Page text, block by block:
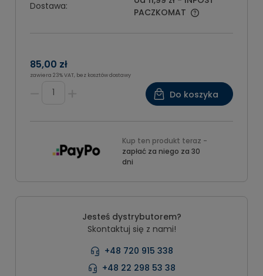
Dostawa:
PACZKOMAT
85,00 zł
zawiera 23% VAT, bez kosztów dostawy
Do koszyka
Kup ten produkt teraz -
zapłać za niego za 30
dni
Jesteś dystrybutorem?
Skontaktuj się z nami!
+48 720 915 338
+48 22 298 53 38